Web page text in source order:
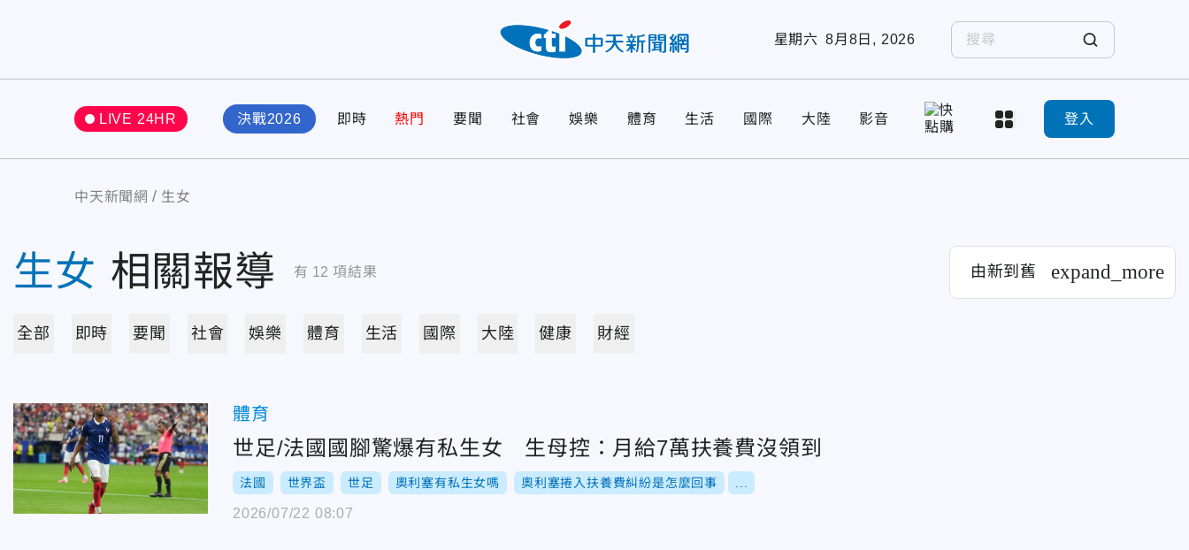
星期六 8月8日, 2026
LIVE 24HR 決戰2026 即時 熱門 要聞 社會 娛樂 體育 生活 國際 大陸 影音 登入
中天新聞網 生女
生女 相關報導 有 12 項結果 由新到舊 expand_more
全部 即時 要聞 社會 娛樂 體育 生活 國際 大陸 健康 財經
體育
世足/法國國腳驚爆有私生女 生母控：月給7萬扶養費沒領到
法國 世界盃 世足 奧利塞有私生女嗎 奧利塞捲入扶養費糾紛是怎麼回事
2026/07/22 08:07